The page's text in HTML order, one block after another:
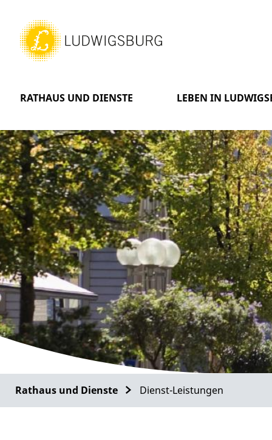
RATHAUS UND DIENSTE LEBEN IN
Rathaus und Dienste Dienst-Leistungen